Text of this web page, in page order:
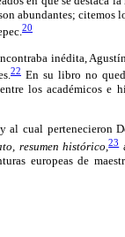
abundantes; citemos
20
inédita,
22 En su libro no
los académicos e
al cual pertenecieron
resumen histórico,23
europeas de